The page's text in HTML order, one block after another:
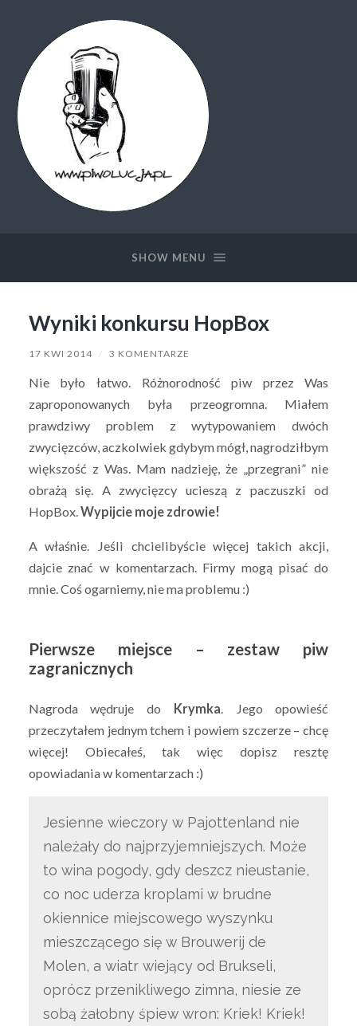
SHOW MENU
Wyniki konkursu HopBox
17 KWI 2014 / 3 KOMENTARZE
Nie było łatwo. Różnorodność piw przez Was
zaproponowanych była przeogromna. Miałem
prawdziwy problem z wytypowaniem dwóch
zwycięzców, aczkolwiek gdybym mógł, nagrodziłbym
większość z Was. Mam nadzieję, że „przegrani” nie
obrażą się. A zwycięzcy ucieszą z paczuszki od
HopBox.Wypijcie moje zdrowie!
A właśnie. Jeśli chcielibyście więcej takich akcji,
dajcie znać w komentarzach. Firmy mogą pisać do
mnie. Coś ogarniemy, nie ma problemu :)
Pierwsze miejsce – zestaw piw
zagranicznych
Nagroda wędruje do Krymka. Jego opowieść
przeczytałem jednym tchem i powiem szczerze – chcę
więcej! Obiecałeś, tak więc dopisz resztę
opowiadania w komentarzach :)
Jesienne wieczory w Pajottenland nie
należały do najprzyjemniejszych. Może
to wina pogody, gdy deszcz nieustanie,
co noc uderza kroplami w brudne
okiennice miejscowego wyszynku
mieszczącego się w Brouwerij de
Molen, a wiatr wiejący od Brukseli,
oprócz przenikliwego zimna, niesie ze
sobą żałobny śpiew wron: Kriek! Kriek!